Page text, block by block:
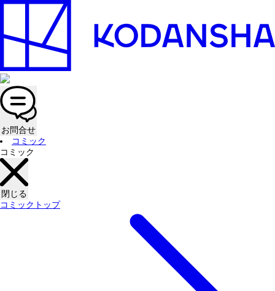
お問合せ
コミック
コミック
閉じる
コミックトップ